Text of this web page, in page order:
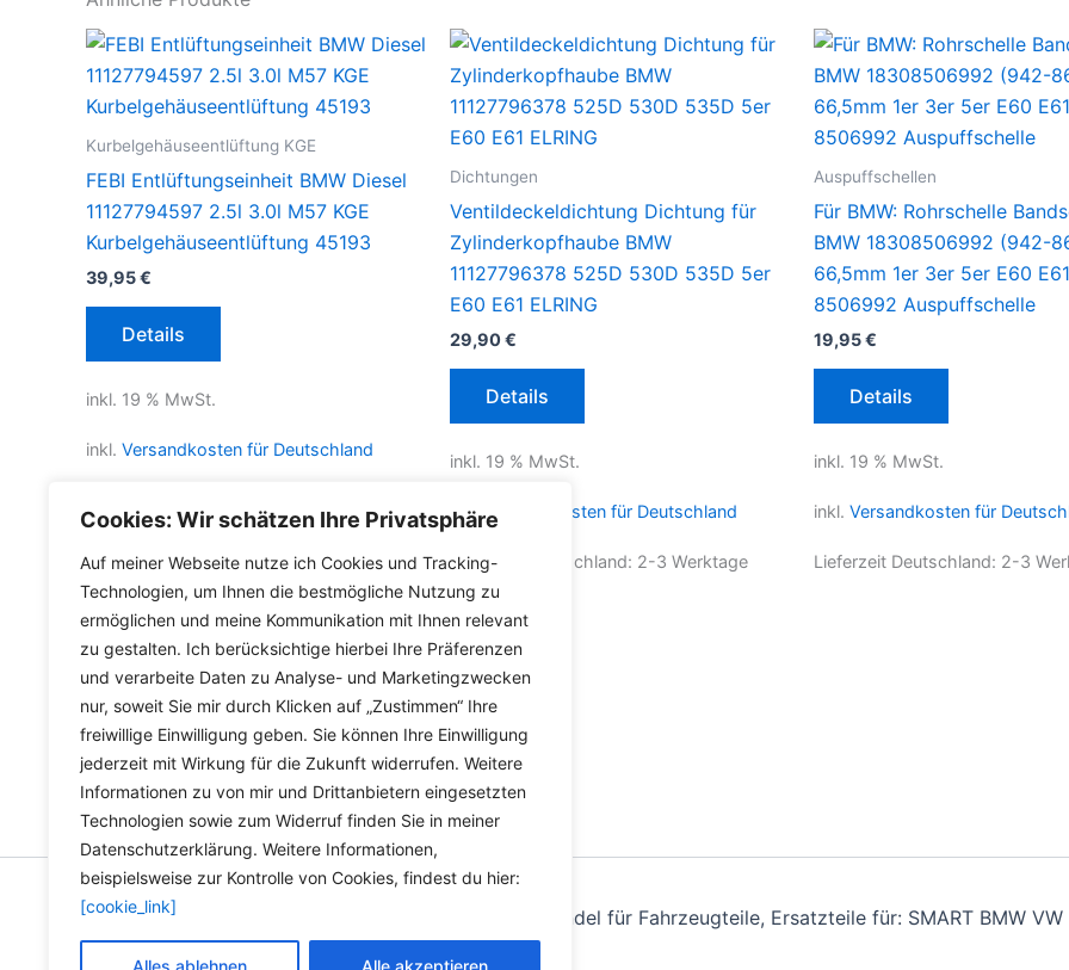
Cookies: Wir schätzen Ihre Privatsphäre
Auf meiner Webseite nutze ich Cookies und Tracking-
Technologien, um Ihnen die bestmögliche Nutzung zu
ermöglichen und meine Kommunikation mit Ihnen relevant
zu gestalten. Ich berücksichtige hierbei Ihre Präferenzen
und verarbeite Daten zu Analyse- und Marketingzwecken
nur, soweit Sie mir durch Klicken auf „Zustimmen“ Ihre
freiwillige Einwilligung geben. Sie können Ihre Einwilligung
jederzeit mit Wirkung für die Zukunft widerrufen. Weitere
Informationen zu von mir und Drittanbietern eingesetzten
Technologien sowie zum Widerruf finden Sie in meiner
Datenschutzerklärung. Weitere Informationen,
beispielsweise zur Kontrolle von Cookies, findest du hier:
[cookie_link]
Alles ablehnen Alle akzeptieren
Kurbelgehäuseentlüftung KGE
FEBI Entlüftungseinheit BMW Diesel
11127794597 2.5l 3.0l M57 KGE
Kurbelgehäuseentlüftung 45193
39,95€
Details
inkl. 19 % MwSt.
inkl. Versandkosten für Deutschland
Dichtungen
Ventildeckeldichtung Dichtung für
Zylinderkopfhaube BMW
11127796378 525D 530D 535D 5er
E60 E61 ELRING
29,90€
Details
inkl. 19 % MwSt.
inkl.Versandkosten für Deutschland
Lieferzeit Deutschland: 2-3 Werktage
Auspuffschellen
Für BMW: Rohrschelle
BMW 18308506992 (942-
66,5mm 1er 3er 5er E60
8506992 Auspuffschelle
19,95€
Details
inkl. 19 % MwSt.
inkl. Versandkosten für
Lieferzeit Deutschland: 2-3
Copyright © 2026 Versandhandel für Fahrzeugteile, Ersatzteile für: SMART BMW